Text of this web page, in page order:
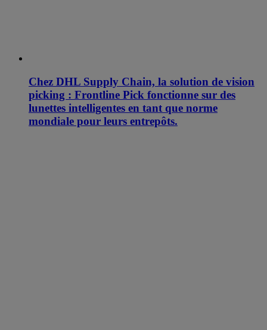
Chez DHL Supply Chain, la solution de vision
picking : Frontline Pick fonctionne sur des
lunettes intelligentes en tant que norme
mondiale pour leurs entrepôts.